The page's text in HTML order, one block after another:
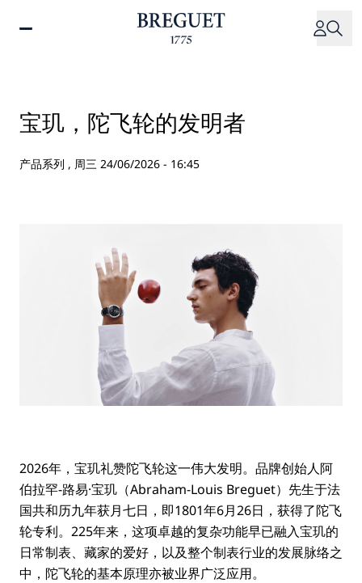
宝玑，陀飞轮的发明者
产品系列 , 周三 24/06/2026 - 16:45
2026年，宝玑礼赞陀飞轮这一伟大发明。品牌创始人阿
伯拉罕-路易·宝玑（Abraham-Louis Breguet）先生于法
国共和历九年获月七日，即1801年6月26日，获得了陀飞
轮专利。225年来，这项卓越的复杂功能早已融入宝玑的
日常制表、藏家的爱好，以及整个制表行业的发展脉络之
中，陀飞轮的基本原理亦被业界广泛应用。